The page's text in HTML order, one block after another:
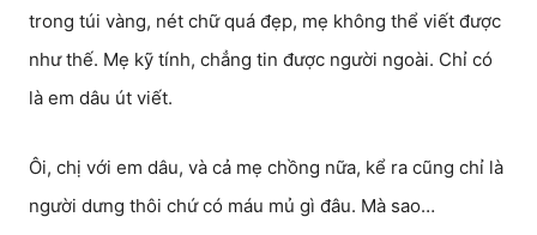
trong túi vàng, nét chữ quá đẹp, mẹ không thể viết được
như thế. Mẹ kỹ tính, chẳng tin được người ngoài. Chỉ có
là em dâu út viết.
Ôi, chị với em dâu, và cả mẹ chồng nữa, kể ra cũng chỉ là
người dưng thôi chứ có máu mủ gì đâu. Mà sao…